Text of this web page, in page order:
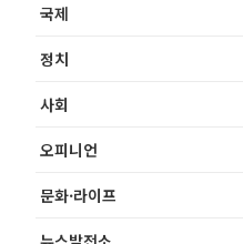
국제
정치
사회
오피니언
문화·라이프